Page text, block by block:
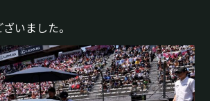
いました。